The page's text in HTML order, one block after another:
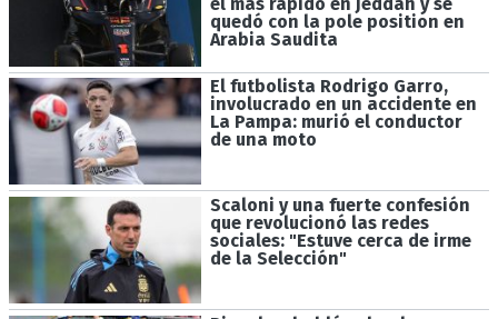
quedó con la pole position en
Arabia Saudita
El futbolista Rodrigo Garro,
involucrado en un accidente en
La Pampa: murió el conductor
de una moto
Scaloni y una fuerte confesión
que revolucionó las redes
sociales: "Estuve cerca de irme
de la Selección"